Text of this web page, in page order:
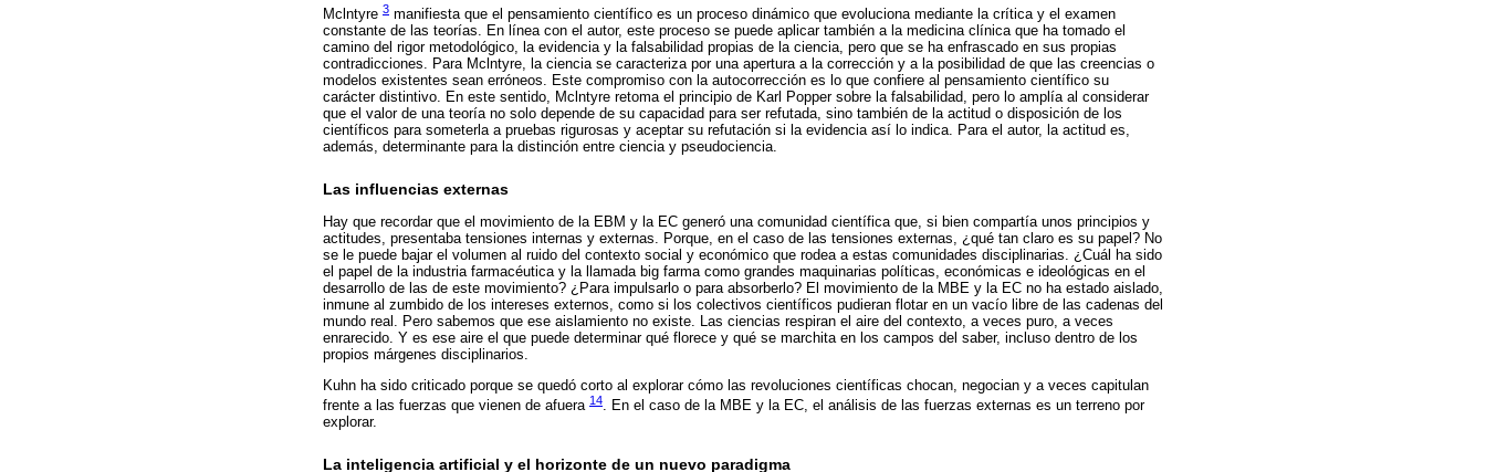
Mclntyre 3 manifiesta que el pensamiento científico es un proceso dinámico que evoluciona mediante la crítica y el examen
constante de las teorías. En línea con el autor, este proceso se puede aplicar también a la medicina clínica que ha tomado el
camino del rigor metodológico, la evidencia y la falsabilidad propias de la ciencia, pero que se ha enfrascado en sus propias
contradicciones. Para Mclntyre, la ciencia se caracteriza por una apertura a la corrección y a la posibilidad de que las creencias o
modelos existentes sean erróneos. Este compromiso con la autocorrección es lo que confiere al pensamiento científico su
carácter distintivo. En este sentido, Mclntyre retoma el principio de Karl Popper sobre la falsabilidad, pero lo amplía al considerar
que el valor de una teoría no solo depende de su capacidad para ser refutada, sino también de la actitud o disposición de los
científicos para someterla a pruebas rigurosas y aceptar su refutación si la evidencia así lo indica. Para el autor, la actitud es,
además, determinante para la distinción entre ciencia y pseudociencia.
Las influencias externas
Hay que recordar que el movimiento de la EBM y la EC generó una comunidad científica que, si bien compartía unos principios y
actitudes, presentaba tensiones internas y externas. Porque, en el caso de las tensiones externas, ¿qué tan claro es su papel? No
se le puede bajar el volumen al ruido del contexto social y económico que rodea a estas comunidades disciplinarias. ¿Cuál ha sido
el papel de la industria farmacéutica y la llamada big farma como grandes maquinarias políticas, económicas e ideológicas en el
desarrollo de las de este movimiento? ¿Para impulsarlo o para absorberlo? El movimiento de la MBE y la EC no ha estado aislado,
inmune al zumbido de los intereses externos, como si los colectivos científicos pudieran flotar en un vacío libre de las cadenas del
mundo real. Pero sabemos que ese aislamiento no existe. Las ciencias respiran el aire del contexto, a veces puro, a veces
enrarecido. Y es ese aire el que puede determinar qué florece y qué se marchita en los campos del saber, incluso dentro de los
propios márgenes disciplinarios.
Kuhn ha sido criticado porque se quedó corto al explorar cómo las revoluciones científicas chocan, negocian y a veces capitulan
frente a las fuerzas que vienen de afuera 14. En el caso de la MBE y la EC, el análisis de las fuerzas externas es un terreno por
explorar.
La inteligencia artificial y el horizonte de un nuevo paradigma